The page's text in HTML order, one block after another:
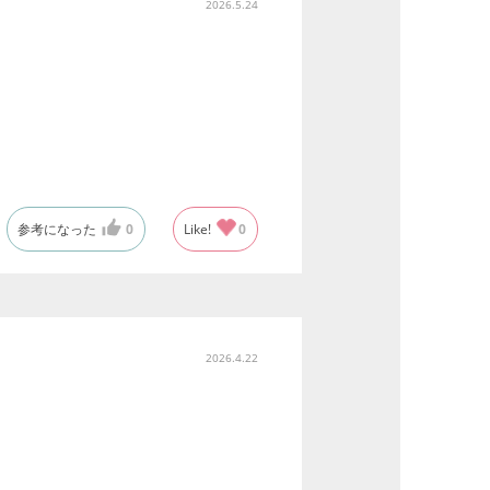
2026.5.24
参考になった 0 Like! 0
2026.4.22